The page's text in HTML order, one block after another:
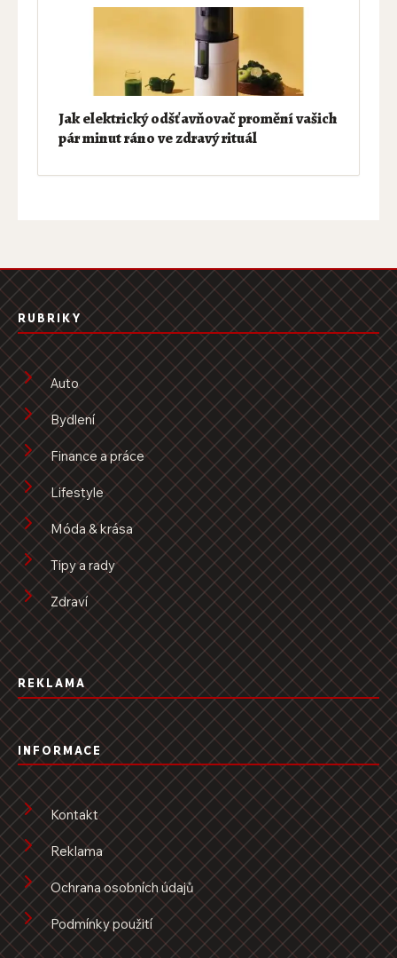
Jak elektrický odšťavňovač promění vašich
pár minut ráno ve zdravý rituál
RUBRIKY
Auto
Bydlení
Finance a práce
Lifestyle
Móda & krása
Tipy a rady
Zdraví
REKLAMA
INFORMACE
Kontakt
Reklama
Ochrana osobních údajů
Podmínky použití